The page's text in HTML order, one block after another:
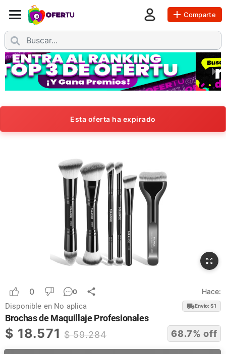
Comparte
Esta oferta ha expirado
0 0 Hace:
Disponible en No aplica Envío: $1
Brochas de Maquillaje Profesionales
$ 18.571 $59.284 68.7% off